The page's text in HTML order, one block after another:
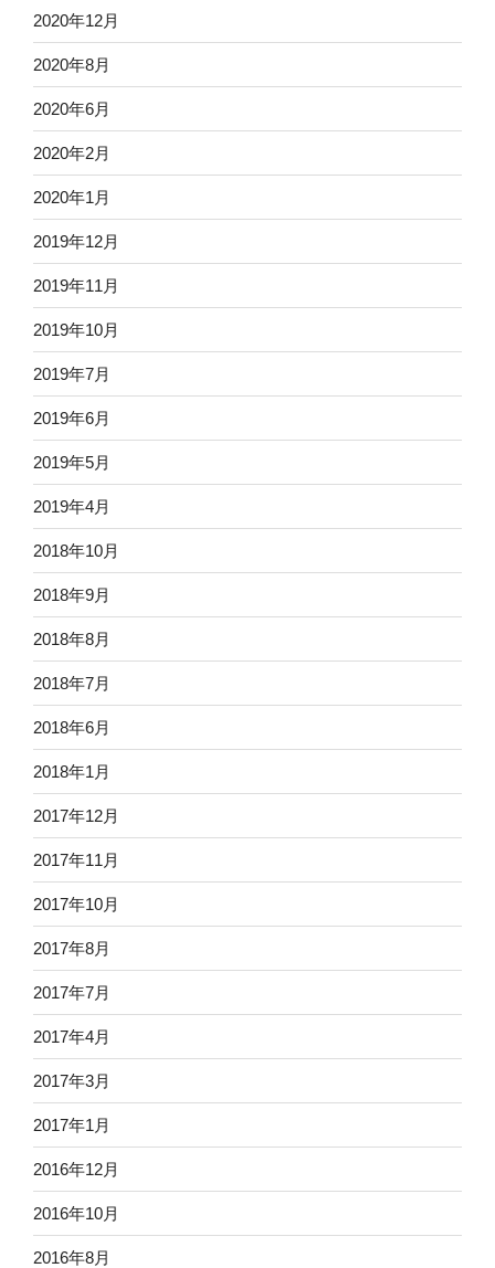
2020年12月
2020年8月
2020年6月
2020年2月
2020年1月
2019年12月
2019年11月
2019年10月
2019年7月
2019年6月
2019年5月
2019年4月
2018年10月
2018年9月
2018年8月
2018年7月
2018年6月
2018年1月
2017年12月
2017年11月
2017年10月
2017年8月
2017年7月
2017年4月
2017年3月
2017年1月
2016年12月
2016年10月
2016年8月